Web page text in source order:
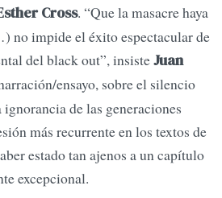
Cross. “Que la masacre haya
no impide el éxito espectacular de
del black out”, insisteJuan
ensayo, sobre el silencio
ignorancia de las generaciones
más recurrente en los textos de
estado tan ajenos a un capítulo
excepcional.